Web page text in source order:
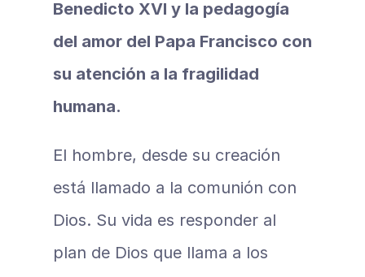
Benedicto XVI y la pedagogía
del amor del Papa Francisco con
su atención a la fragilidad
humana.
El hombre, desde su creación
está llamado a la comunión con
Dios. Su vida es responder al
plan de Dios que llama a los